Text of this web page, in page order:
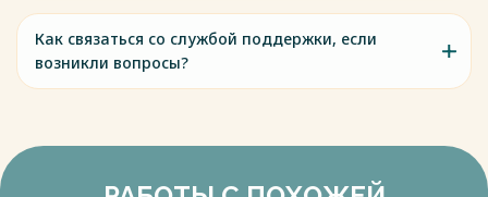
Как связаться со службой поддержки, если
возникли вопросы?